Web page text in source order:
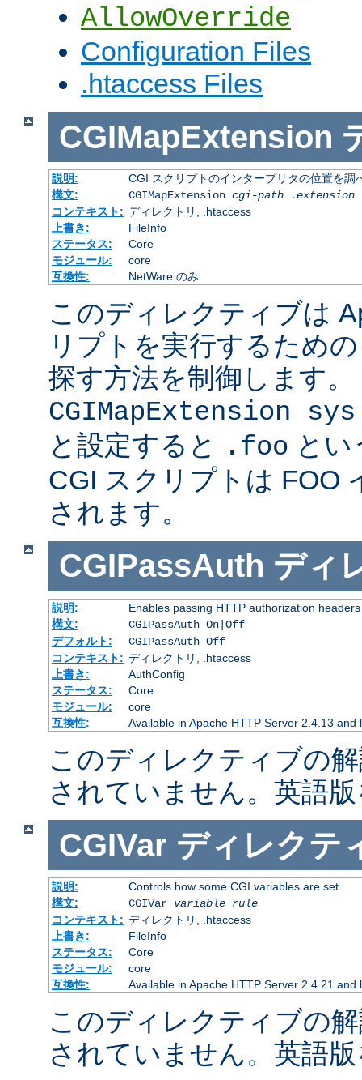
AllowOverride
Configuration Files
.htaccess Files
CGIMapExtension
説明:
CGI スクリプトのインタープリタの位置を調
構文:
CGIMapExtension cgi-path
.extension
コンテキスト: ディレクトリ, .htaccess
上書き:
FileInfo
ステータス:
Core
モジュール:
core
互換性:
NetWare のみ
このディレクティブは
リプトを実行するため
探す方法を制御します
CGIMapExtension
と設定すると
.foo と
CGI スクリプトは FOO
されます。
CGIPassAuth ディ
説明:
Enables passing HTTP authorization
構文:
CGIPassAuth On|Off
デフォルト:
CGIPassAuth Off
コンテキスト: ディレクトリ, .htaccess
上書き:
AuthConfig
ステータス:
Core
モジュール:
core
互換性:
Available in Apache HTTP Server 2.4.13 and
このディレクティブの
されていません。英語
CGIVar ディレクテ
説明:
Controls how some CGI variables are set
構文:
CGIVar variable rule
コンテキスト: ディレクトリ, .htaccess
上書き:
FileInfo
ステータス:
Core
モジュール:
core
互換性:
Available in Apache HTTP Server 2.4.21 and
このディレクティブの
されていません。英語